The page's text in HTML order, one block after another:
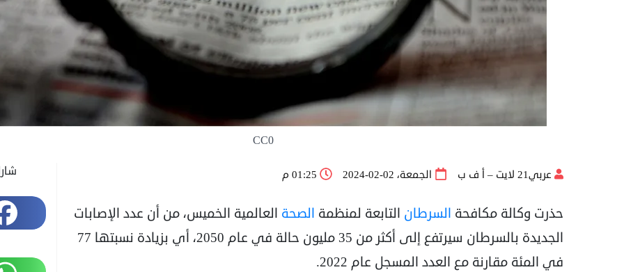
CC0
عربي21 لايت – أ ف ب الجمعة، 02-02-2024 01:25 م
حذرت وكالة مكافحة السرطان التابعة لمنظمة الصحة العالمية الخميس، من أن عدد الإصابات
الجديدة بالسرطان سيرتفع إلى أكثر من 35 مليون حالة في عام 2050، أي بزيادة نسبتها 77
في المئة مقارنة مع العدد المسجل عام 2022.
Facebook